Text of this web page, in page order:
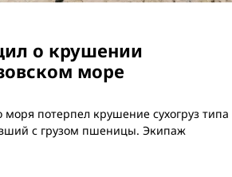
о крушении
море
моря потерпел крушение сухогруз типа
с грузом пшеницы. Экипаж